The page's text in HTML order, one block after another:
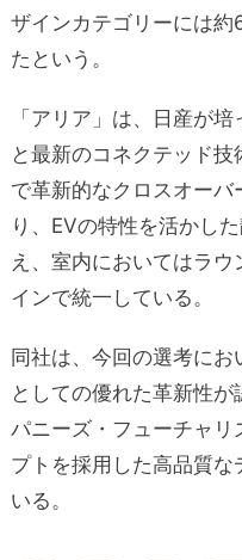
ザインカテゴリーには
たという。
「アリア」は、日産が
と最新のコネクテッド
で革新的なクロスオー
り、EVの特性を活かし
え、室内においてはラ
インで統一している。
同社は、今回の選考に
としての優れた革新性
パニーズ・フューチャリ
プトを採用した高品質
いる。